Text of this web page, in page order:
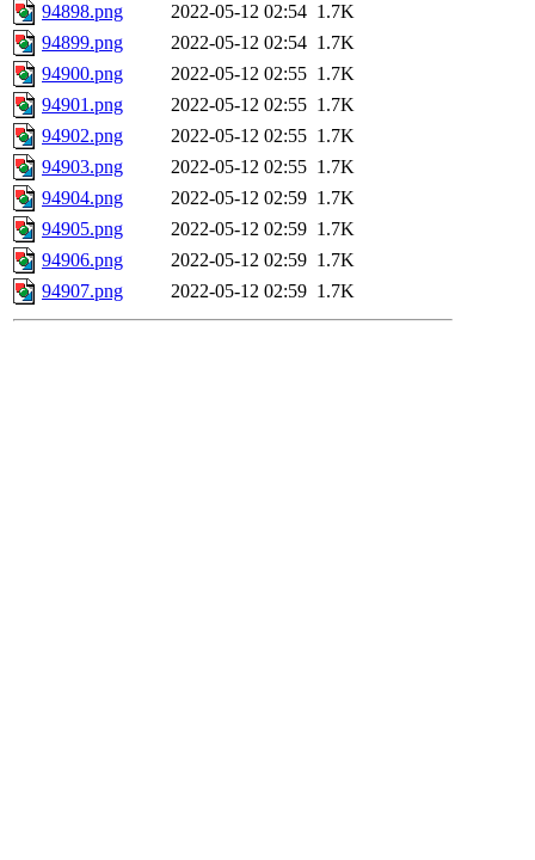
94898.png
2022-05-12 02:54 1.7K
94899.png
2022-05-12 02:54 1.7K
94900.png
2022-05-12 02:55 1.7K
94901.png
2022-05-12 02:55 1.7K
94902.png
2022-05-12 02:55 1.7K
94903.png
2022-05-12 02:55 1.7K
94904.png
2022-05-12 02:59 1.7K
94905.png
2022-05-12 02:59 1.7K
94906.png
2022-05-12 02:59 1.7K
94907.png
2022-05-12 02:59 1.7K